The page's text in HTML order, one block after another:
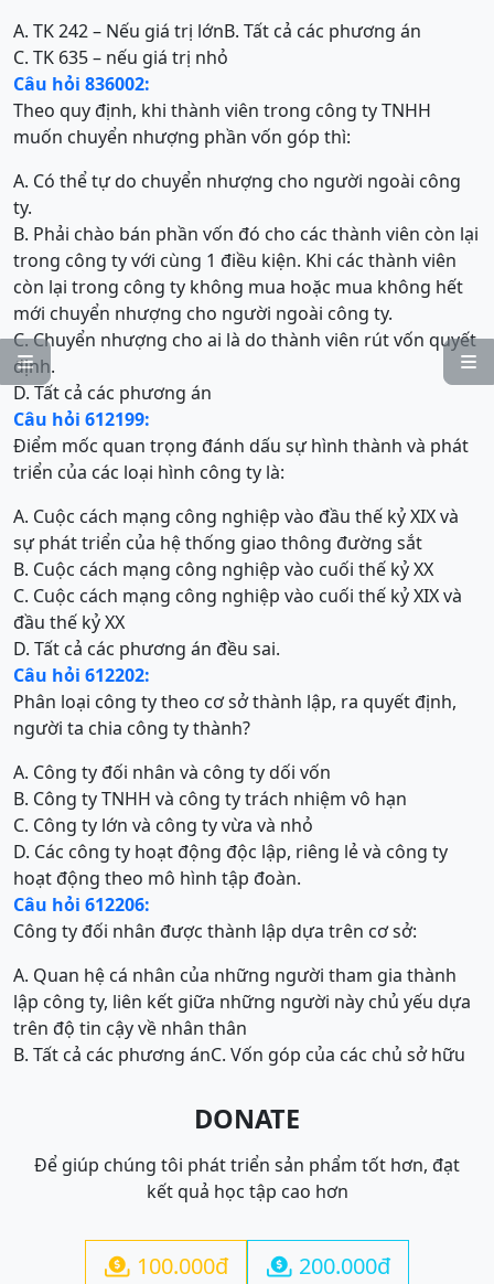


A. TK 242 – Nếu giá trị lớnB. Tất cả các phương án
C. TK 635 – nếu giá trị nhỏ
Câu hỏi 836002:
Theo quy định, khi thành viên trong công ty TNHH
muốn chuyển nhượng phần vốn góp thì:
A. Có thể tự do chuyển nhượng cho người ngoài công
ty.
B. Phải chào bán phần vốn đó cho các thành viên còn lại
trong công ty với cùng 1 điều kiện. Khi các thành viên
còn lại trong công ty không mua hoặc mua không hết
mới chuyển nhượng cho người ngoài công ty.
C. Chuyển nhượng cho ai là do thành viên rút vốn quyết
định.
D. Tất cả các phương án
Câu hỏi 612199:
Điểm mốc quan trọng đánh dấu sự hình thành và phát
triển của các loại hình công ty là:
A. Cuộc cách mạng công nghiệp vào đầu thế kỷ XIX và
sự phát triển của hệ thống giao thông đường sắt
B. Cuộc cách mạng công nghiệp vào cuối thế kỷ XX
C. Cuộc cách mạng công nghiệp vào cuối thế kỷ XIX và
đầu thế kỷ XX
D. Tất cả các phương án đều sai.
Câu hỏi 612202:
Phân loại công ty theo cơ sở thành lập, ra quyết định,
người ta chia công ty thành?
A. Công ty đối nhân và công ty dối vốn
B. Công ty TNHH và công ty trách nhiệm vô hạn
C. Công ty lớn và công ty vừa và nhỏ
D. Các công ty hoạt động độc lập, riêng lẻ và công ty
hoạt động theo mô hình tập đoàn.
Câu hỏi 612206:
Công ty đối nhân được thành lập dựa trên cơ sở:
A. Quan hệ cá nhân của những người tham gia thành
lập công ty, liên kết giữa những người này chủ yếu dựa
trên độ tin cậy về nhân thân
B. Tất cả các phương ánC. Vốn góp của các chủ sở hữu
DONATE
Để giúp chúng tôi phát triển sản phẩm tốt hơn, đạt
kết quả học tập cao hơn
 100.000đ  200.000đ